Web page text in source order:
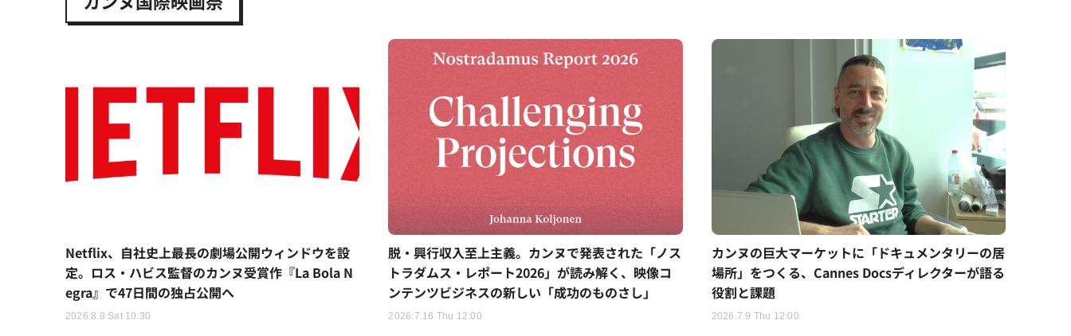
Netflix、自社史上最長の劇場公開ウィンドウを設
定。ロス・ハビス監督のカンヌ受賞作『La Bola N
egra』で47日間の独占公開へ
2026.8.8 Sat 10:30
脱・興行収入至上主義。カンヌで発表された「ノス
トラダムス・レポート2026」が読み解く、映像コ
ンテンツビジネスの新しい「成功のものさし」
2026.7.16 Thu 12:00
カンヌの巨大マーケットに「ドキュメンタリーの居
場所」をつくる、Cannes Docsディレクターが語る
役割と課題
2026.7.9 Thu 12:00